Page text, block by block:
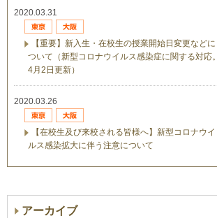
2020.03.31
【重要】新入生・在校生の授業開始日変更などに
ついて（新型コロナウイルス感染症に関する対応。
4月2日更新）
2020.03.26
【在校生及び来校される皆様へ】新型コロナウイ
ルス感染拡大に伴う注意について
アーカイブ